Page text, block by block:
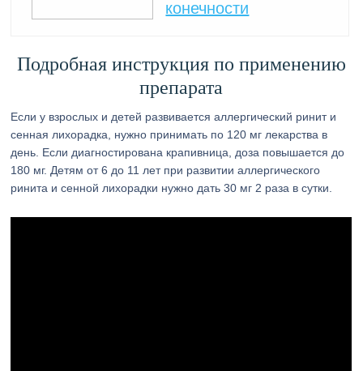
конечности
Подробная инструкция по применению
препарата
Если у взрослых и детей развивается аллергический ринит и
сенная лихорадка, нужно принимать по 120 мг лекарства в
день. Если диагностирована крапивница, доза повышается до
180 мг. Детям от 6 до 11 лет при развитии аллергического
ринита и сенной лихорадки нужно дать 30 мг 2 раза в сутки.